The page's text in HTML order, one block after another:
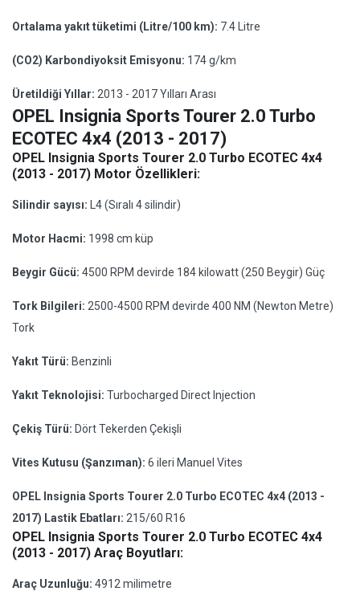
Ortalama yakıt tüketimi (Litre/100 km): 7.4 Litre
(CO2) Karbondiyoksit Emisyonu: 174 g/km
Üretildiği Yıllar: 2013 - 2017 Yılları Arası
OPEL Insignia Sports Tourer 2.0 Turbo
ECOTEC 4x4 (2013 - 2017)
OPEL Insignia Sports Tourer 2.0 Turbo ECOTEC 4x4
(2013 - 2017) Motor Özellikleri:
Silindir sayısı: L4 (Sıralı 4 silindir)
Motor Hacmi: 1998 cm küp
Beygir Gücü: 4500 RPM devirde 184 kilowatt (250 Beygir) Güç
Tork Bilgileri: 2500-4500 RPM devirde 400 NM (Newton Metre)
Tork
Yakıt Türü: Benzinli
Yakıt Teknolojisi: Turbocharged Direct Injection
Çekiş Türü: Dört Tekerden Çekişli
Vites Kutusu (Şanzıman): 6 ileri Manuel Vites
OPEL Insignia Sports Tourer 2.0 Turbo ECOTEC 4x4 (2013 -
2017) Lastik Ebatları: 215/60 R16
OPEL Insignia Sports Tourer 2.0 Turbo ECOTEC 4x4
(2013 - 2017) Araç Boyutları:
Araç Uzunluğu: 4912 milimetre